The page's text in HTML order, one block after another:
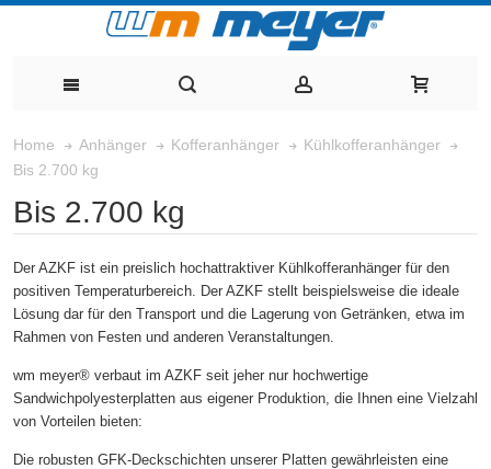
Home Anhänger Kofferanhänger
Kühlkofferanhänger
Bis 2.700 kg
Bis 2.700 kg
Der AZKF ist ein preislich hochattraktiver Kühlkofferanhänger für den
positiven Temperaturbereich. Der AZKF stellt beispielsweise die ideale
Lösung dar für den Transport und die Lagerung von Getränken, etwa im
Rahmen von Festen und anderen Veranstaltungen.
wm meyer® verbaut im AZKF seit jeher nur hochwertige
Sandwichpolyesterplatten aus eigener Produktion, die Ihnen eine Vielzahl
von Vorteilen bieten:
Die robusten GFK-Deckschichten unserer Platten gewährleisten eine